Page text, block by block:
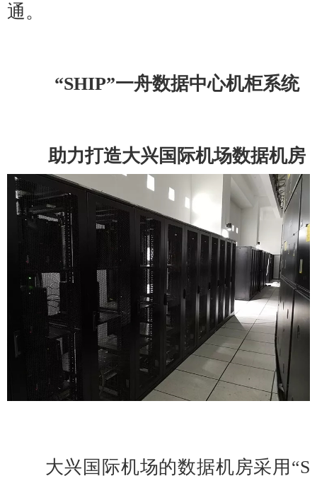
通。
“SHIP”一舟数据中心机柜系统
助力打造大兴国际机场数据机房
大兴国际机场的数据机房采用“S